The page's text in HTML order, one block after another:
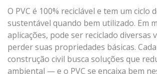
O PVC é 100% reciclável e tem um ciclo
sustentável quando bem utilizado. Em
aplicações, pode ser reciclado diversas
perder suas propriedades básicas.
construção civil busca soluções que
ambiental — e o PVC se encaixa bem